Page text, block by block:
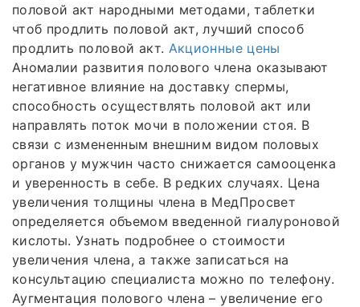
половой акт народными методами, таблетки
чтоб продлить половой акт, лучший способ
продлить половой акт. Акционные цены
Аномалии развития полового члена оказывают
негативное влияние на доставку спермы,
способность осуществлять половой акт или
направлять поток мочи в положении стоя. В
связи с измененным внешним видом половых
органов у мужчин часто снижается самооценка
и уверенность в себе. В редких случаях. Цена
увеличения толщины члена в МедПросвет
определяется объемом введенной гиалуроновой
кислоты. Узнать подробнее о стоимости
увеличения члена, а также записаться на
консультацию специалиста можно по телефону.
Аугментация полового члена – увеличение его